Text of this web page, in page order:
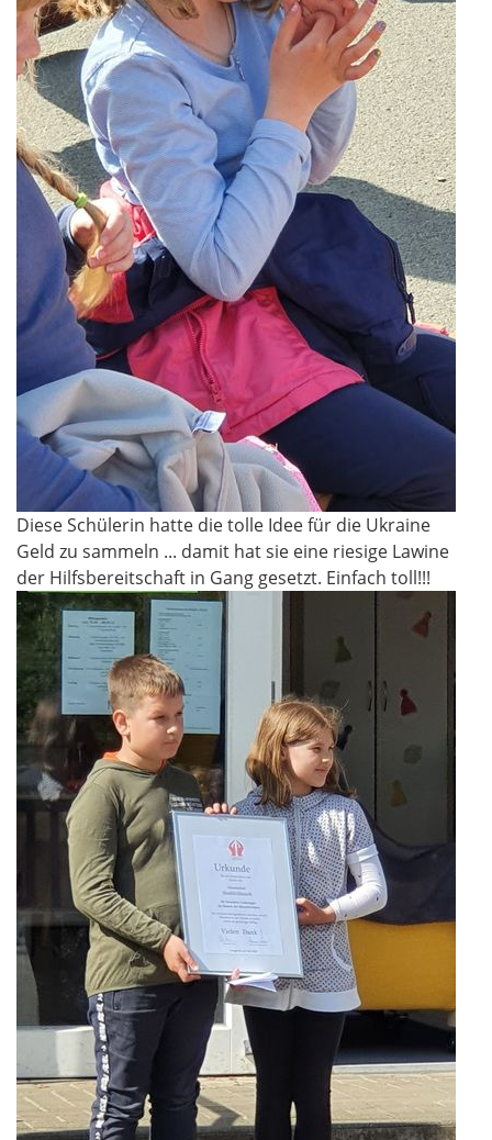
Diese Schülerin hatte die tolle Idee für die Ukraine
Geld zu sammeln ... damit hat sie eine riesige Lawine
der Hilfsbereitschaft in Gang gesetzt. Einfach toll!!!